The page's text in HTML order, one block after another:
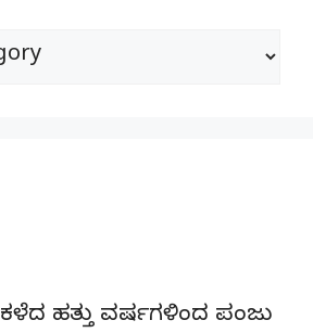
ಹತ್ತು ವರ್ಷಗಳಿಂದ ಪಂಜು